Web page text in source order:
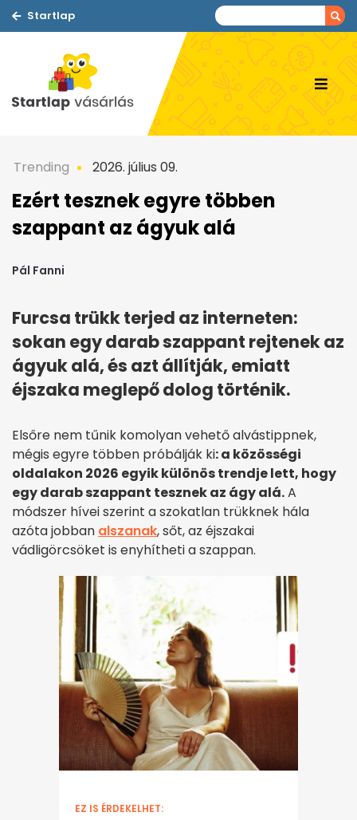
Startlap
Trending 2026. július 09.
Ezért tesznek egyre többen
szappant az ágyuk alá
Pál Fanni
Furcsa trükk terjed az interneten:
sokan egy darab szappant rejtenek az
ágyuk alá, és azt állítják, emiatt
éjszaka meglepő dolog történik.
Elsőre nem tűnik komolyan vehető alvástippnek,
mégis egyre többen próbálják ki: a közösségi
oldalakon 2026 egyik különös trendje lett, hogy
egy darab szappant tesznek az ágy alá.A
módszer hívei szerint a szokatlan trükknek hála
azóta jobban alszanak, sőt, az éjszakai
vádligörcsöket is enyhítheti a szappan.
EZ IS ÉRDEKELHET: